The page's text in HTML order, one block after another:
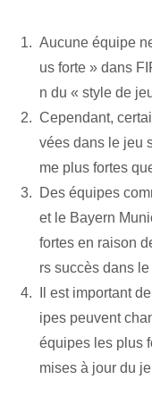
Aucune équipe
us forte » dans
n du « style de
Cependant,
vées dans le jeu
me plus fortes
Des équipes
et le Bayern
fortes en raison
rs succès dans
Il est important
ipes peuvent
équipes les plus
mises à jour du